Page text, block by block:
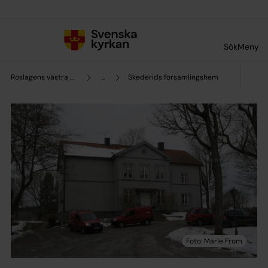
SökMeny
Roslagens västra pastorat ... Skederids församlingshem